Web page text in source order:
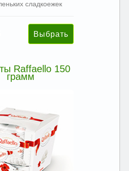
сладкоежек
Raffaello 150
грамм